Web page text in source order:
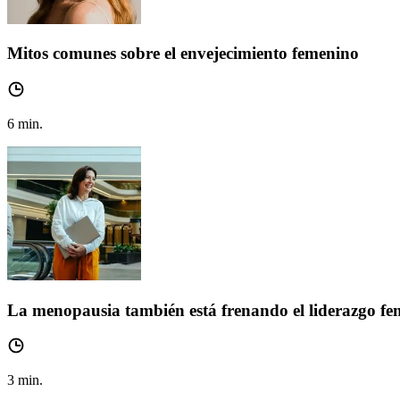
Mitos comunes sobre el envejecimiento femenino
6 min.
La menopausia también está frenando el liderazgo
3 min.